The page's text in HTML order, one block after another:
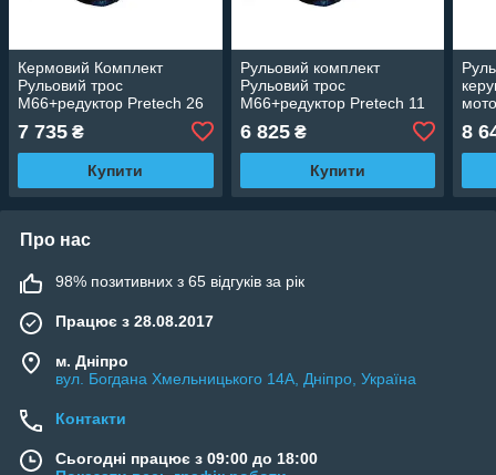
Кермовий Комплект
Рульовий трос
М66+редуктор Pretech 26
моторів до 150 к.с.
7 735 ₴
Купити
Рульовий комплект
Рульовий трос
М66+редуктор Pretech 11
моторів до 150 к.с.
6 825₴
Купити
8
Про нас
98% позитивних з 65 відгуків за рік
Працює з 28.08.2017
м. Дніпро
вул. Богдана Хмельницького 14А, Дніпро, Україна
Контакти
Сьогодні працює з 09:00 до 18:00